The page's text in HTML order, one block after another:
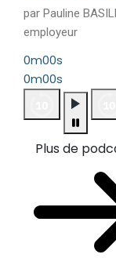
par Pauline
employeur
0m00s
0m00s
Plus de